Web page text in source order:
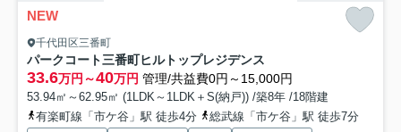
NEW
千代田区三番町
パークコート三番町ヒルトップレジデンス
33.6万円～40万円 管理/共益費0円～15,000円
53.94㎡～62.95㎡ (1LDK～1LDK＋S(納戸)) /築8年 /18階建
有楽町線「市ケ谷」駅 徒歩4分
総武線「市ケ谷」駅 徒歩7分